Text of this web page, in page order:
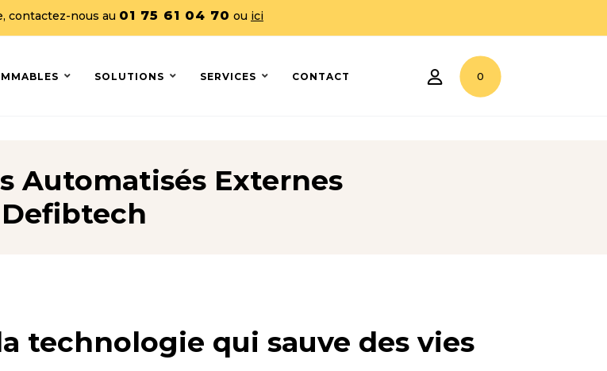
contactez-nous au 01 75 61 04 70 ou ici
SOLUTIONS SERVICES CONTACT 0
Automatisés Externes
Defibtech
technologie qui sauve des vies